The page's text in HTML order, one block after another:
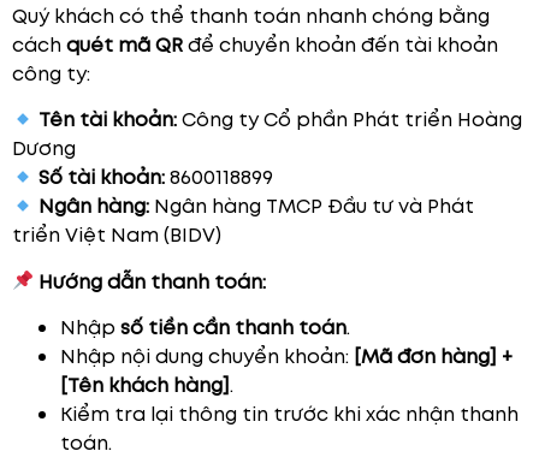
Quý khách có thể thanh toán nhanh chóng bằng
cáchquét mã QRđể chuyển khoản đến tài khoản
công ty:
Tên tài khoản:Công ty Cổ phần Phát triển Hoàng
Dương
Số tài khoản:8600118899
Ngân hàng: Ngân hàng TMCP Đầu tư và Phát
triển Việt Nam (BIDV)
Hướng dẫn thanh toán:
Nhập số tiền cần thanh toán.
Nhập nội dung chuyển khoản: [Mã đơn hàng] +
[Tên khách hàng].
Kiểm tra lại thông tin trước khi xác nhận thanh
toán.